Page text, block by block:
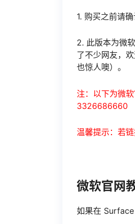
1. 购买之前请
2. 此版本为微
了不少网友，
也惊人噢）。
注：以下为微
3326686660
温馨提示：若
微软官网
如果在 Surface